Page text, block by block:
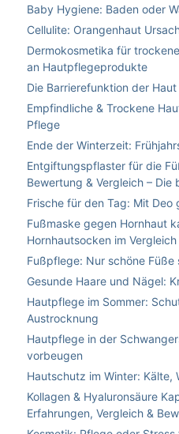
Baby Hygiene: Baden oder
Cellulite: Orangenhaut
Dermokosmetika für
an Hautpflegeprodukte
Die Barrierefunktion der Haut
Empfindliche & Trockene
Pflege
Ende der Winterzeit:
Entgiftungspflaster für die
Bewertung & Vergleich –
Frische für den Tag: Mit Deo
Fußmaske gegen Hornhaut
Hornhautsocken im Vergleich
Fußpflege: Nur schöne
Gesunde Haare und Nägel:
Hautpflege im Sommer:
Austrocknung
Hautpflege in der
vorbeugen
Hautschutz im Winter: Kälte,
Kollagen & Hyaluronsäure
Erfahrungen, Vergleich &